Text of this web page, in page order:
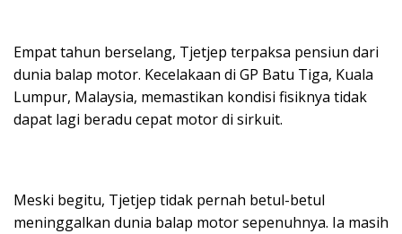
Empat tahun berselang, Tjetjep terpaksa pensiun dari
dunia balap motor. Kecelakaan di GP Batu Tiga, Kuala
Lumpur, Malaysia, memastikan kondisi fisiknya tidak
dapat lagi beradu cepat motor di sirkuit.
Meski begitu, Tjetjep tidak pernah betul-betul
meninggalkan dunia balap motor sepenuhnya. Ia masih